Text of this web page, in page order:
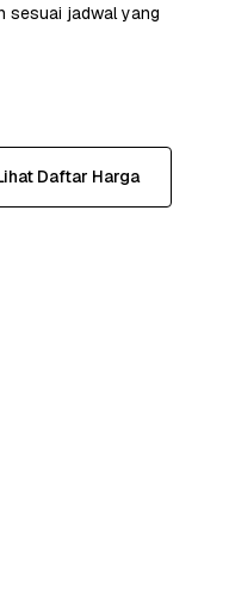
sesuai jadwal yang
Daftar Harga